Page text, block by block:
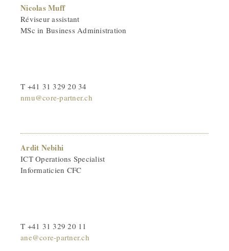
Nicolas Muff
Réviseur assistant
MSc in Business Administration
T +41 31 329 20 34
nmu@core-partner.ch
Ardit Nebihi
ICT Operations Specialist
Informaticien CFC
T +41 31 329 20 11
ane@core-partner.ch